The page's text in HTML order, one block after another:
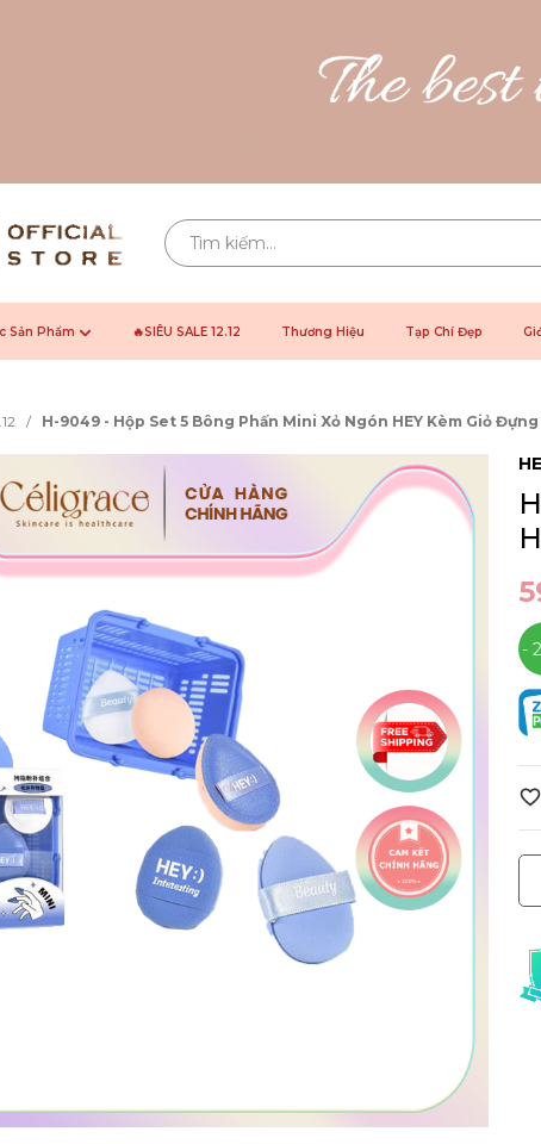
Sản Phẩm 🔥SIÊU SALE 12.12 Thương Hiệu Tạp Chí Đẹp
/ H-9049 - Hộp Set 5 Bông Phấn Mini Xỏ Ngón HEY Kèm Giỏ
-